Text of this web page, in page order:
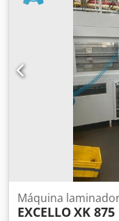
Máquina
EXCELLOXK 875